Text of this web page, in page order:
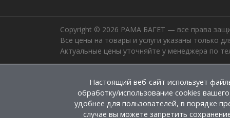
Copyright © 2026 РАМА БАГЕТ — все права
Все цены на товары и услуги указаны только
Актуальные цены уточняйте у менеджера по
Настоящий веб-сайт использует
обработку/использование cookies
удобнее для пользователей, в порядке
случае вы можете запретить